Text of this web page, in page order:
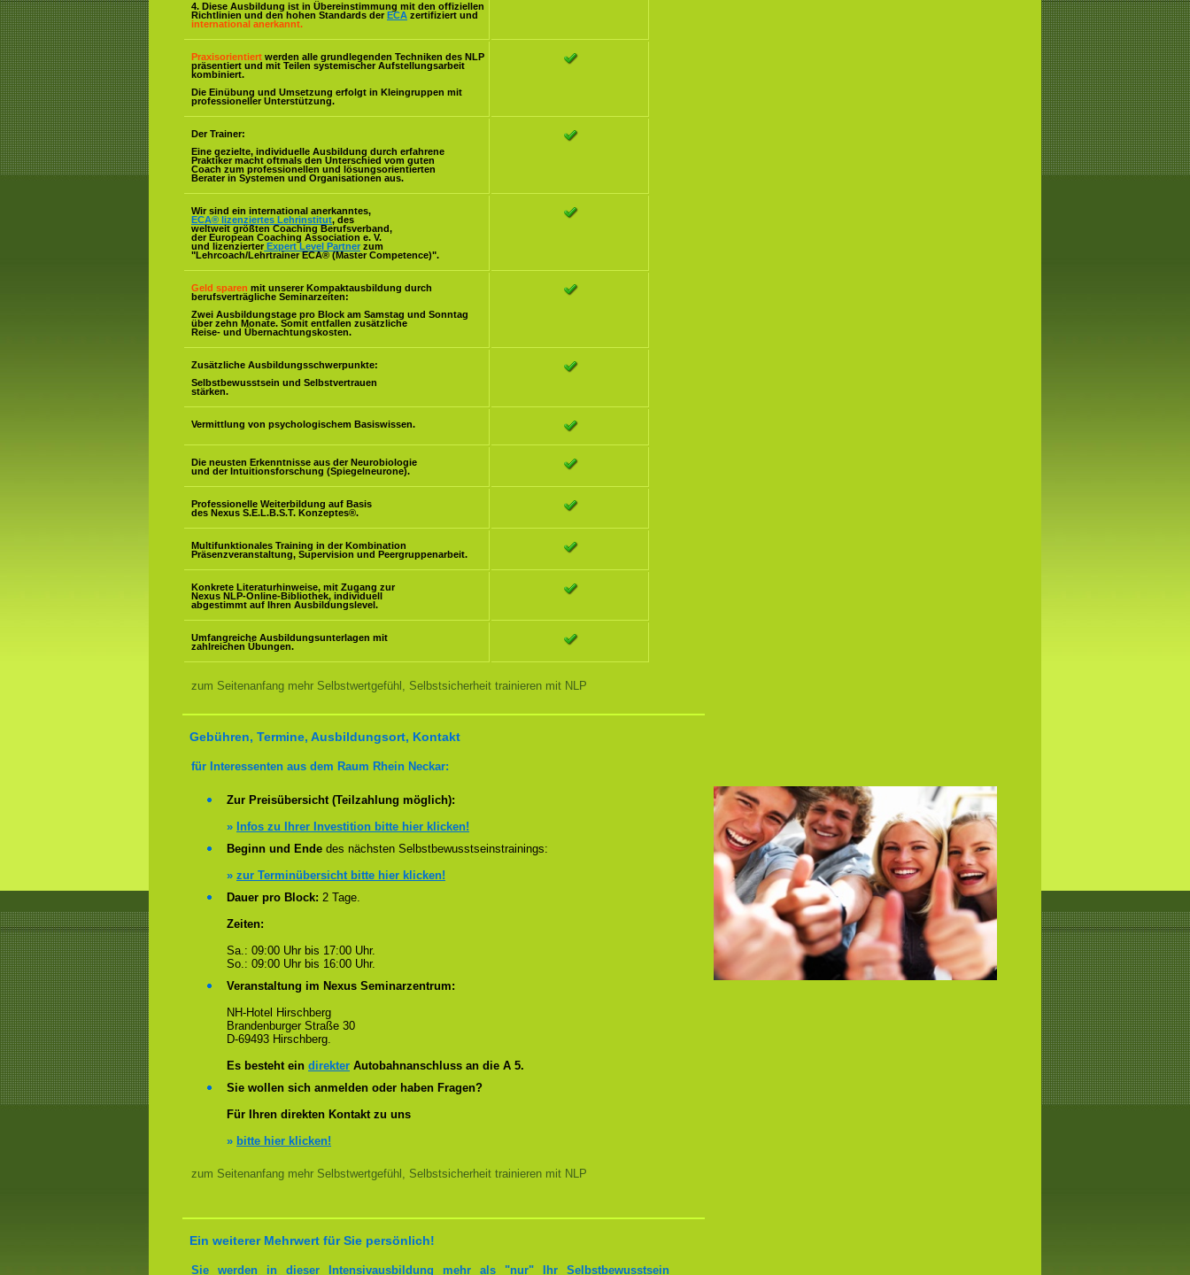
4. Diese Ausbildung ist in Übereinstimmung mit den offiziellen
Richtlinien und den hohen Standards der ECA zertifiziert und
international anerkannt.
Praxisorientiert werden alle grundlegenden Techniken des NLP
präsentiert und mit Teilen systemischer Aufstellungsarbeit
kombiniert.
Die Einübung und Umsetzung erfolgt in Kleingruppen mit
professioneller Unterstützung.
Der Trainer:
Eine gezielte, individuelle Ausbildung durch erfahrene
Praktiker macht oftmals den Unterschied vom guten
Coach zum professionellen und lösungsorientierten
Berater in Systemen und Organisationen aus.
Wir sind ein international anerkanntes,
ECA® lizenziertes Lehrinstitut, des
weltweit größten Coaching Berufsverband,
der European Coaching Association e. V.
und lizenzierter Expert Level Partner zum
"Lehrcoach/Lehrtrainer ECA® (Master Competence)".
Geld sparen mit unserer Kompaktausbildung durch
berufsverträgliche Seminarzeiten:
Zwei Ausbildungstage pro Block am Samstag und Sonntag
über zehn Monate. Somit entfallen zusätzliche
Reise- und Übernachtungskosten.
Zusätzliche Ausbildungsschwerpunkte:
Selbstbewusstsein und Selbstvertrauen
stärken.
Vermittlung von psychologischem Basiswissen.
Die neusten Erkenntnisse aus der Neurobiologie
und der Intuitionsforschung (Spiegelneurone).
Professionelle Weiterbildung auf Basis
des Nexus S.E.L.B.S.T. Konzeptes®.
Multifunktionales Training in der Kombination
Präsenzveranstaltung, Supervision und Peergruppenarbeit.
Konkrete Literaturhinweise, mit Zugang zur
Nexus NLP-Online-Bibliothek, individuell
abgestimmt auf Ihren Ausbildungslevel.
Umfangreiche Ausbildungsunterlagen mit
zahlreichen Übungen.
zum Seitenanfang mehr Selbstwertgefühl, Selbstsicherheit trainieren mit NLP
Gebühren, Termine, Ausbildungsort, Kontakt
für Interessenten aus dem Raum Rhein Neckar:
Zur Preisübersicht (Teilzahlung möglich):
» Infos zu Ihrer Investition bitte hier klicken!
Beginn und Ende des nächsten Selbstbewusstseinstrainings:
» zur Terminübersicht bitte hier klicken!
Dauer pro Block: 2 Tage.
Zeiten:
Sa.: 09:00 Uhr bis 17:00 Uhr.
So.: 09:00 Uhr bis 16:00 Uhr.
Veranstaltung im Nexus Seminarzentrum:
NH-Hotel Hirschberg
Brandenburger Straße 30
D-69493 Hirschberg.
Es besteht ein direkter Autobahnanschluss an die A 5.
Sie wollen sich anmelden oder haben Fragen?
Für Ihren direkten Kontakt zu uns
» bitte hier klicken!
zum Seitenanfang mehr Selbstwertgefühl, Selbstsicherheit trainieren mit NLP
Ein weiterer Mehrwert für Sie persönlich!
Sie werden in dieser Intensivausbildung mehr als "nur" Ihr Selbstbewusstsein